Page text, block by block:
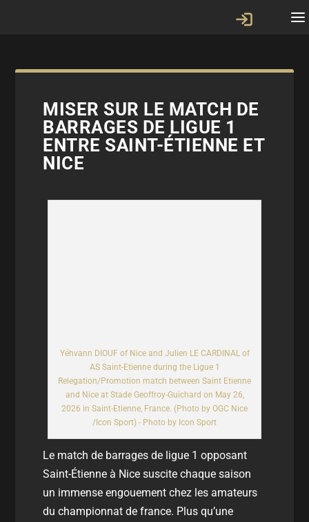
MISER SUR LE MATCH DE
BARRAGES DE LIGUE 1
ENTRE SAINT-ÉTIENNE ET
NICE
Yéhvann DIOUF of Nice and Julien LE CARDINAL of
AS Saint-Etienne during the Ligue 1
Relegation/Promotion match between Saint Etienne
and Nice at Stade Geoffroy-Guichard on May 26,
2026 in Saint-Etienne, France. (Photo by OGC Nice
/Icon Sport) - Photo by Icon Sport
Le match de barrages de ligue 1 opposant
Saint-Étienne à Nice suscite chaque saison
un immense engouement chez les amateurs
duchampionnat de france. Plus qu’une